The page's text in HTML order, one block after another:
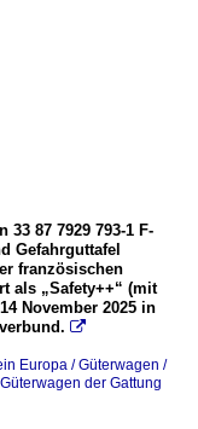
Kombi-/
mit öffnungsf.
und Staubgutwagen)
Güterwagen der
33 87 7929 793-1 F-
Gefahrguttafel
französischen
als „Safety++“ (mit
November 2025 in

Europa / Güterwagen /
der Gattung